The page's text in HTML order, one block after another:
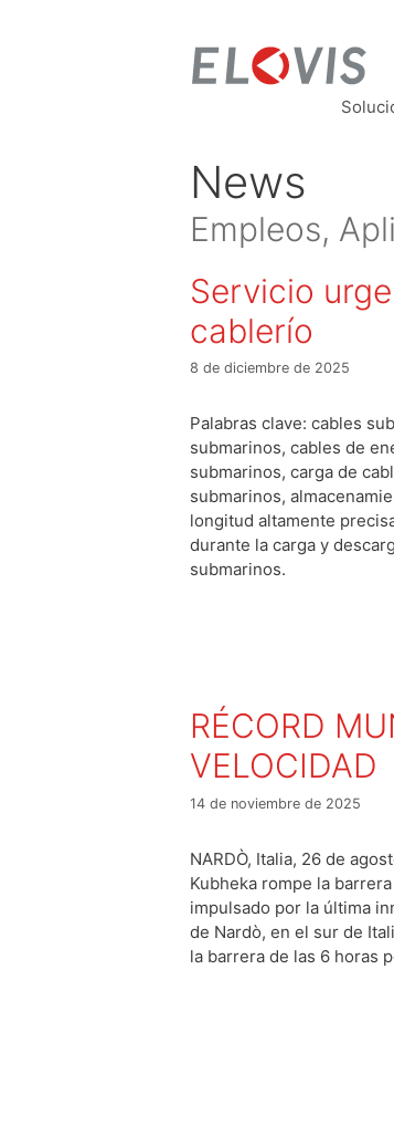
News
Empleos,
Servicio
cablerío
8 de diciembre de 2025
Palabras clave: cables
submarinos, cables de
submarinos, carga de
submarinos,
longitud altamente
durante la carga y
submarinos.
RÉCORD
VELOCIDAD
14 de noviembre de 2025
NARDÒ, Italia, 26 de
Kubheka rompe la
impulsado por la última
de Nardò, en el sur de
la barrera de las 6 horas